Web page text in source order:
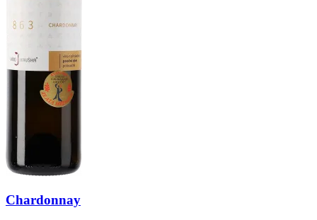
Chardonnay